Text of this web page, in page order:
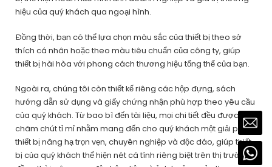
hiệu của quý khách qua ngoại hình.
Đồng thời, bạn có thể lựa chọn màu sắc của thiết bị theo sở
thích cá nhân hoặc theo màu tiêu chuẩn của công ty, giúp
thiết bị hài hòa với phong cách thương hiệu tổng thể của bạn.
Ngoài ra, chúng tôi còn thiết kế riêng các hộp đựng, sách
hướng dẫn sử dụng và giấy chứng nhận phù hợp theo yêu cầu
của quý khách. Từ bao bì đến tài liệu, mọi chi tiết đều được
chăm chút tỉ mỉ nhằm mang đến cho quý khách một giải pháp
thiết bị nâng hạ trọn vẹn, chuyên nghiệp và độc đáo, giúp thiết
bị của quý khách thể hiện nét cá tính riêng biệt trên thị trường,